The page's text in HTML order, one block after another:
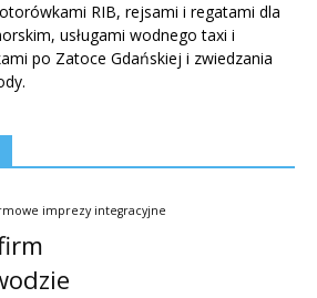
RIB, rejsami i regatami dla
usługami wodnego taxi i
po Zatoce Gdańskiej i zwiedzania
imprezy integracyjne